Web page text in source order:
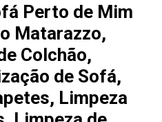
Perto de Mim
Matarazzo,
Colchão,
de Sofá,
Limpeza